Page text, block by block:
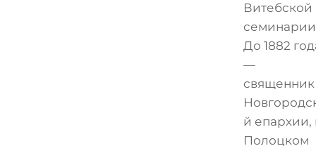
Витебской
До 1882
—
священник
й епархии,
Полоцком